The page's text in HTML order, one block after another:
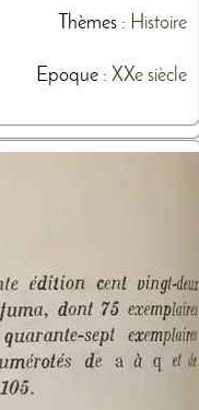
Thèmes: Histoire
Epoque : XXe siècle